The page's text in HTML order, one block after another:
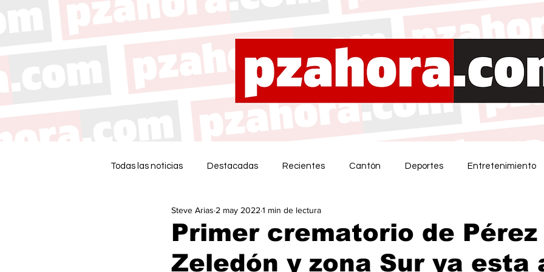
Todas las noticias Destacadas Recientes Cantón Deportes Entretenimiento
Primer crematorio de Pérez
Zeledón y zona Sur ya esta
Steve Arias 2 may 2022 1 min de lectura